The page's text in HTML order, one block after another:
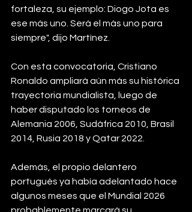
fortaleza, su ejemplo: Diogo Jota es
ese más uno. Será el más uno para
siempre", dijo Martínez.
Con esta convocatoria, Cristiano
Ronaldo ampliará aún más su histórica
trayectoria mundialista, luego de
haber disputado los torneos de
Alemania 2006, Sudáfrica 2010, Brasil
2014, Rusia 2018 y Qatar 2022.
Además, el propio delantero
portugués ya había adelantado hace
algunos meses que el Mundial 2026
probablemente marcará su